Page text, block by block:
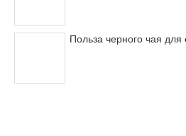
Польза черного чая для